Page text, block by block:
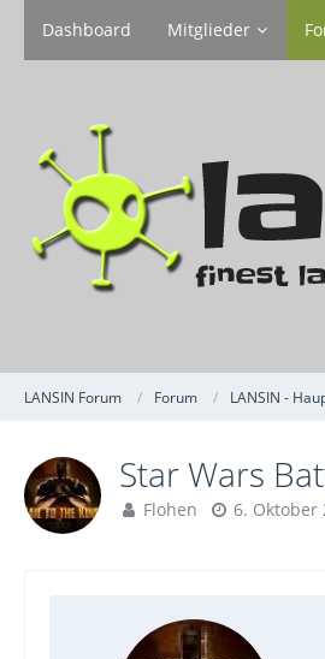
Dashboard Mitglieder
LANSIN Forum Forum LANSIN -
Star Wars
Flohen 6. Oktober